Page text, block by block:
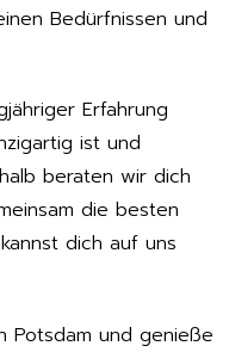
Bedürfnissen und
Erfahrung
ist und
beraten wir dich
die besten
dich auf uns
Potsdam und genieße